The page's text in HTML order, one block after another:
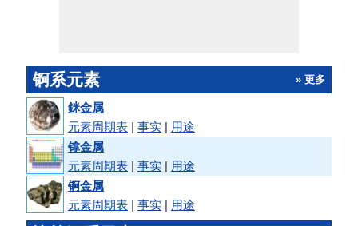
锕系元素 » 更多
銤金属
元素周期表 | 事实 | 用途
镎金属
元素周期表 | 事实 | 用途
锕金属
元素周期表 | 事实 | 用途